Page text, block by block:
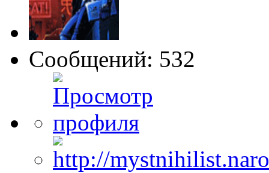
Сообщений: 532